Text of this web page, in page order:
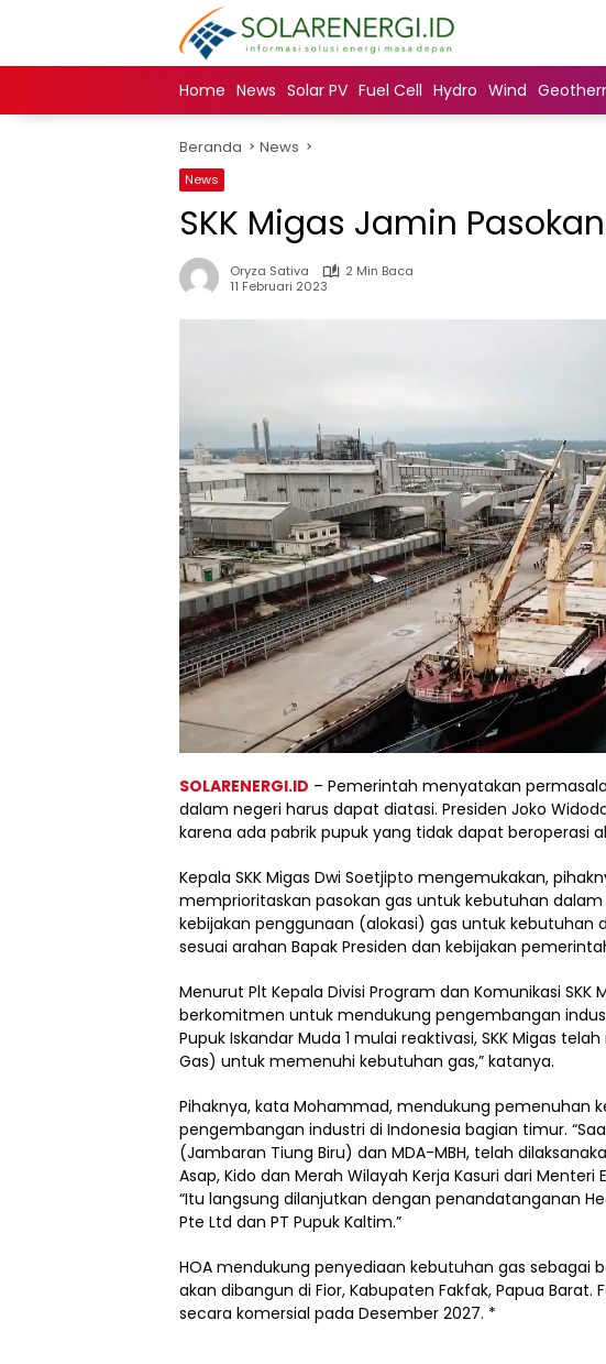
Home News Solar PV Fuel Cell Hydro Wind
Beranda News
News
SKK Migas Jamin
Oryza Sativa
2 Min Baca
11 Februari 2023
SOLARENERGI.ID – Pemerintah menyatakan
dalam negeri harus dapat diatasi. Presiden Joko
karena ada pabrik pupuk yang tidak dapat beroperasi
Kepala SKK Migas Dwi Soetjipto mengemukakan,
memprioritaskan pasokan gas untuk kebutuhan
kebijakan penggunaan (alokasi) gas untuk kebutuhan
sesuai arahan Bapak Presiden dan kebijakan
Menurut Plt Kepala Divisi Program dan Komunikasi
berkomitmen untuk mendukung pengembangan
Pupuk Iskandar Muda 1 mulai reaktivasi, SKK Migas
Gas) untuk memenuhi kebutuhan gas,” katanya.
Pihaknya, kata Mohammad, mendukung pemenuhan
pengembangan industri di Indonesia bagian timur.
(Jambaran Tiung Biru) dan MDA-MBH, telah
Asap, Kido dan Merah Wilayah Kerja Kasuri dari Menteri
“Itu langsung dilanjutkan dengan penandatanganan
Pte Ltd dan PT Pupuk Kaltim.”
HOA mendukung penyediaan kebutuhan gas sebagai
akan dibangun di Fior, Kabupaten Fakfak, Papua
secara komersial pada Desember 2027. *